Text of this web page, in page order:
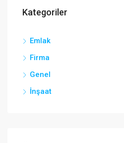
Kategoriler
Emlak
Firma
Genel
İnşaat